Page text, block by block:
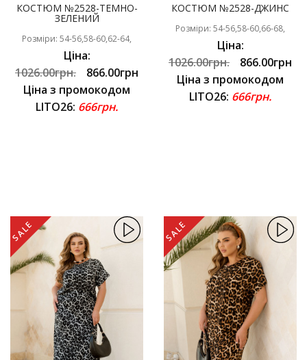
КОСТЮМ №2528-ТЕМНО-
ЗЕЛЕНИЙ
Розміри: 54-56,58-60,62-64,
Ціна:
1026.00грн.
866.00грн
Ціна з промокодом
LITO26: 666грн.
КОСТЮМ №2528-ДЖИНС
Розміри: 54-56,58-60,66-68,
Ціна:
1026.00грн.
866.00грн
Ціна з промокодом
LITO26: 666грн.
SALE SALE